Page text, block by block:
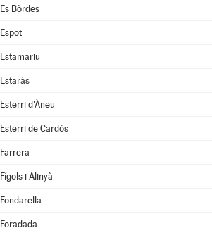
Es Bòrdes
Espot
Estamariu
Estaràs
Esterri d'Àneu
Esterri de Cardós
Farrera
Fígols i Alinyà
Fondarella
Foradada